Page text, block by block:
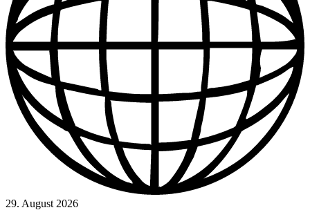
29. August 2026